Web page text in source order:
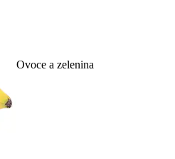
Ovoce a zelenina